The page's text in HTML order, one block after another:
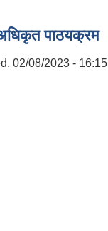
पाठयक्रम
02/08/2023 - 16:15